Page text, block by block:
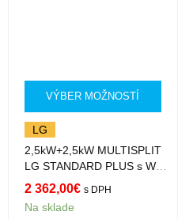
VÝBER MOŽNOSTÍ
LG
2,5kW+2,5kW MULTISPLIT
LG STANDARD PLUS s Wifi
PC09SK.NSJ+PC09SK.NSJ
2 362,00€ s DPH
Na sklade